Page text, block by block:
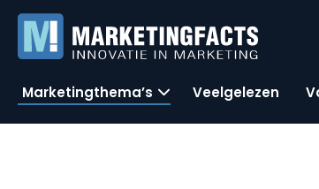
Marketingthema’s Veelgelezen